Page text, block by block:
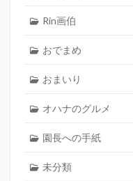
Rin画伯
おでまめ
おまいり
オハナのグルメ
園長への手紙
未分類